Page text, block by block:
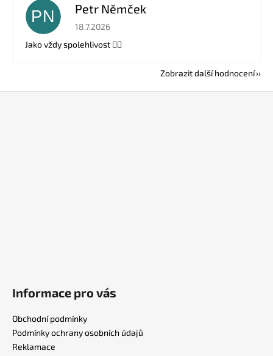
PN Petr Němček
Hodnocení obchodu je 5 z 5 hvězdiček.
18.7.2026
Jako vždy spolehlivost 👍🏻
Zobrazit další hodnocení
Informace pro vás
Obchodní podmínky
Podmínky ochrany osobních údajů
Reklamace